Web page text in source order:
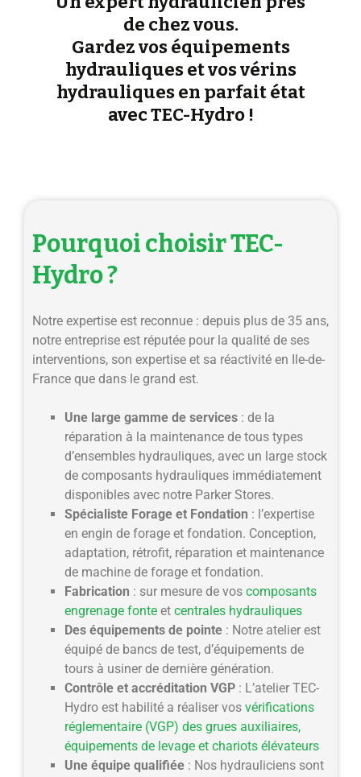
de chez vous.
Gardez vos équipements
hydrauliques et vos vérins
hydrauliques en parfait état
avec TEC-Hydro !
Pourquoi choisir TEC-
Hydro ?
Notre expertise est reconnue : depuis plus de 35 ans,
notre entreprise est réputée pour la qualité de ses
interventions, son expertise et sa réactivité en Ile-de-
France que dans le grand est.
Une large gamme de services : de la
réparation à la maintenance de tous types
d’ensembles hydrauliques, avec un large stock
de composants hydrauliques immédiatement
disponibles avec notre Parker Stores.
Spécialiste Forage et Fondation : l’expertise
en engin de forage et fondation. Conception,
adaptation, rétrofit, réparation et maintenance
de machine de forage et fondation.
Fabrication : sur mesure de vos composants
engrenage fonte et centrales hydrauliques
Des équipements de pointe : Notre atelier est
équipé de bancs de test, d’équipements de
tours à usiner de dernière génération.
Contrôle et accréditation VGP : L’atelier TEC-
Hydro est habilité a réaliser vos vérifications
réglementaire (VGP) des grues auxiliaires,
équipements de levage et chariots élévateurs
Une équipe qualifiée : Nos hydrauliciens sont